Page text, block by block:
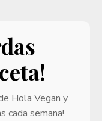
Hola Vegan y
cada semana!